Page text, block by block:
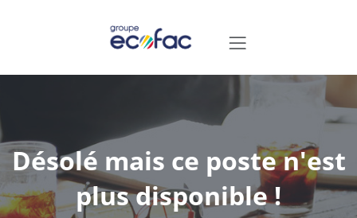
Désolé mais ce poste n'est
plus disponible !